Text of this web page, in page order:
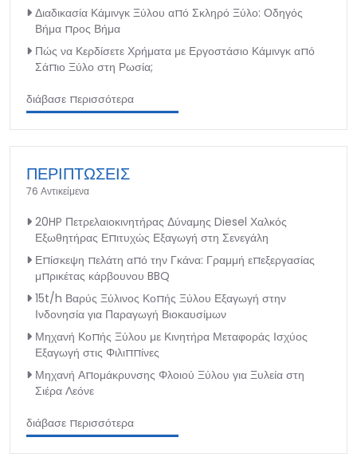
Διαδικασία Κάμινγκ Ξύλου από Σκληρό Ξύλο: Οδηγός
Βήμα προς Βήμα
Πώς να Κερδίσετε Χρήματα με Εργοστάσιο Κάμινγκ από
Σάπιο Ξύλο στη Ρωσία;
διάβασε περισσότερα
ΠΕΡΙΠΤΩΣΕΙΣ
76 Αντικείμενα
20HP Πετρελαιοκινητήρας Δύναμης Diesel Χαλκός
Εξωθητήρας Επιτυχώς Εξαγωγή στη Σενεγάλη
Επίσκεψη πελάτη από την Γκάνα: Γραμμή επεξεργασίας
μπρικέτας κάρβουνου BBQ
15t/h Βαρύς Ξύλινος Κοπής Ξύλου Εξαγωγή στην
Ινδονησία για Παραγωγή Βιοκαυσίμων
Μηχανή Κοπής Ξύλου με Κινητήρα Μεταφοράς Ισχύος
Εξαγωγή στις Φιλιππίνες
Μηχανή Απομάκρυνσης Φλοιού Ξύλου για Ξυλεία στη
Σιέρα Λεόνε
διάβασε περισσότερα